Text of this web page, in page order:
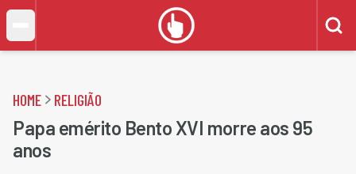
HOME RELIGIÃO
Papa emérito Bento XVI morre aos 95
anos